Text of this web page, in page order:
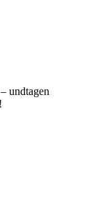
undtagen